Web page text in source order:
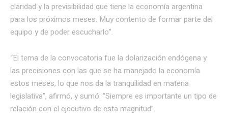
claridad y la previsibilidad que tiene la economía argentina
para los próximos meses. Muy contento de formar parte del
equipo y de poder escucharlo”.
“El tema de la convocatoria fue la dolarización endógena y
las precisiones con las que se ha manejado la economía
estos meses, lo que nos da la tranquilidad en materia
legislativa”, afirmó, y sumó: “Siempre es importante un tipo de
relación con el ejecutivo de esta magnitud”.